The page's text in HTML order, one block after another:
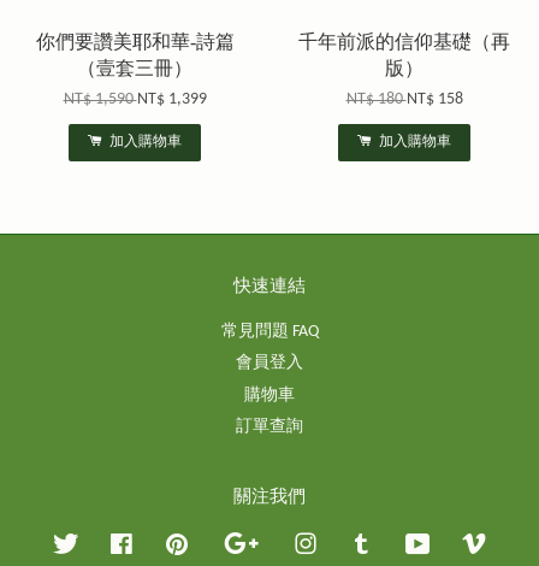
你們要讚美耶和華-詩篇
（壹套三冊）
NT$ 1,590NT$ 1,399
加入購物車
千年前派的信仰基礎（再
版）
NT$ 180NT$ 158
加入購物車
快速連結
常見問題 FAQ
會員登入
購物車
訂單查詢
關注我們
Twitter Facebook Pinterest Google InstagramTumblr YouTube